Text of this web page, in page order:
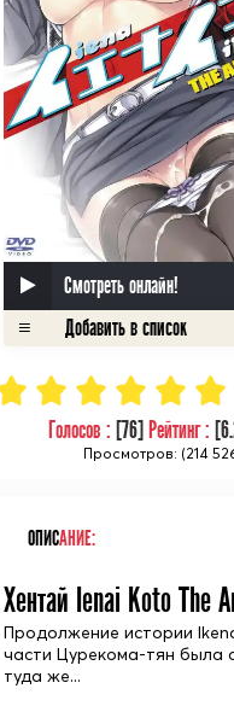
Смотреть онлайн!
Голосов : [76] Рейтинг : [
Просмотров: (214
ОПИСАНИЕ:
Хентай Ienai Koto The
Продолжение истории
части Цурекома-тян была
туда же...